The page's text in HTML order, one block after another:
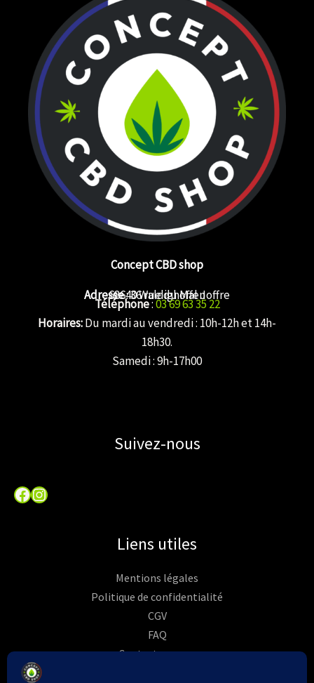
Concept CBD shop
Adresse: 36 rue du Mal Joffre
68640 Waldighoffen
Téléphone:03 69 63 35 22
Horaires:Du mardi au vendredi : 10h-12h et 14h-
18h30.
Samedi : 9h-17h00
Suivez-nous
Facebook
Instagram
Liens utiles
Mentions légales
Politique de confidentialité
CGV
FAQ
Contactez-nous